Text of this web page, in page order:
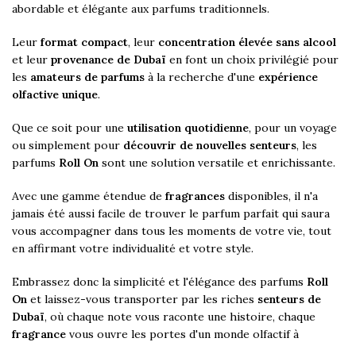
abordable et élégante aux parfums traditionnels.
Leur format compact, leur concentration élevée sans alcool
et leur provenance de Dubaï en font un choix privilégié pour
les amateurs de parfums à la recherche d'une expérience
olfactive unique.
Que ce soit pour une utilisation quotidienne, pour un voyage
ou simplement pour découvrir de nouvelles senteurs, les
parfums Roll On sont une solution versatile et enrichissante.
Avec une gamme étendue de fragrances disponibles, il n'a
jamais été aussi facile de trouver le parfum parfait qui saura
vous accompagner dans tous les moments de votre vie, tout
en affirmant votre individualité et votre style.
Embrassez donc la simplicité et l'élégance des parfums Roll
On et laissez-vous transporter par les riches senteurs de
Dubaï, où chaque note vous raconte une histoire, chaque
fragrance vous ouvre les portes d'un monde olfactif à